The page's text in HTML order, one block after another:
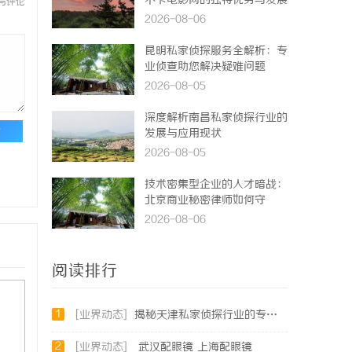
前景
2026-08-06
昆明私家侦探服务全解析：专
业侦查助您解决疑难问题
2026-08-05
深度解析南昌私家侦探行业的
发展与应用现状
2026-08-05
技术密集型企业的人才暗战：
北京商业秘密律师如何守
住“人带技术走”的底线
2026-08-06
阅读排行
1 [业界动态] 揭秘天津私家侦探行业的专业服务与发展趋势
2 [业界动态] 武汉配眼镜 上海配眼镜